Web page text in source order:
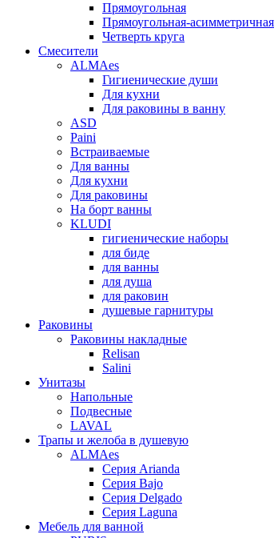
Прямоугольная
Прямоугольная-асимметричная
Четверть круга
Смесители
ALMAes
Гигиенические души
Для кухни
Для раковины в ванну
ASD
Paini
Встраиваемые
Для ванны
Для кухни
Для раковины
На борт ванны
KLUDI
гигиенические наборы
для биде
для ванны
для душа
для раковин
душевые гарнитуры
Раковины
Раковины накладные
Relisan
Salini
Унитазы
Напольные
Подвесные
LAVAL
Трапы и желоба в душевую
ALMAes
Серия Arianda
Серия Bajo
Серия Delgado
Серия Laguna
Мебель для ванной